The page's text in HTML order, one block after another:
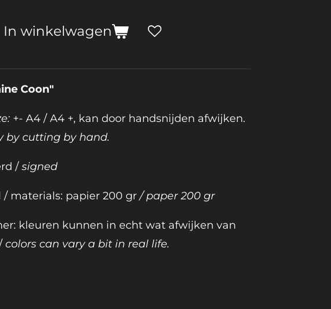
In winkelwagen
Coon"
+- A4 / A4 +, kan door handsnijden afwijken.
by cutting by hand.
/ signed
/ materials: papier 200 gr/ paper 200 gr
kleuren kunnen in echt wat afwijken van
colors can vary a bit in real life.